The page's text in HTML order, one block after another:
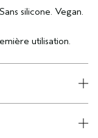
silicone. Vegan.
utilisation.